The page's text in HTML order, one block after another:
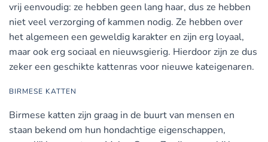
vrij eenvoudig: ze hebben geen lang haar, dus ze hebben
niet veel verzorging of kammen nodig. Ze hebben over
het algemeen een geweldig karakter en zijn erg loyaal,
maar ook erg sociaal en nieuwsgierig. Hierdoor zijn ze dus
zeker een geschikte kattenras voor nieuwe kateigenaren.
BIRMESE KATTEN
Birmese katten zijn graag in de buurt van mensen en
staan ​​bekend om hun hondachtige eigenschappen,